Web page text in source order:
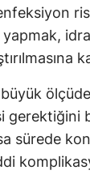
yapmak,
gerektiğini
sürede